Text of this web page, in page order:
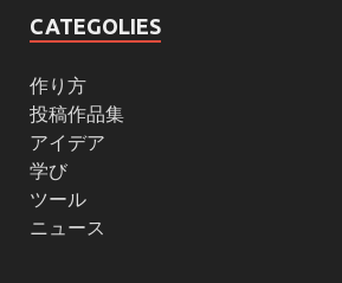
CATEGOLIES
作り方
投稿作品集
アイデア
学び
ツール
ニュース